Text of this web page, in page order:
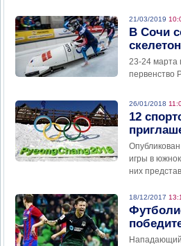
21/03/2019
В Сочи
23-24 марта
первенство
26/01/2018
12
игры в
них
18/12/2017